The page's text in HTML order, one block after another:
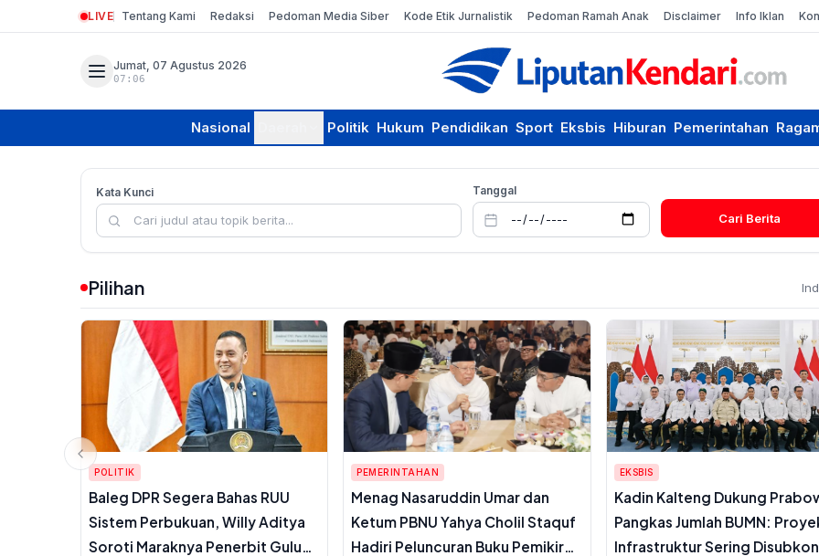
LIVE Tentang Kami Redaksi Pedoman Media Siber Kode Etik Jurnalistik Pedoman Ramah Anak Disclaimer Info Iklan
Jumat, 07 Agustus 2026
07:06
Nasional Politik Hukum Pendidikan Sport Eksbis Hiburan Pemerintahan
Kata Kunci Tanggal
Cari Berita
Pilihan
POLITIK
Baleg DPR Segera Bahas RUU
Sistem Perbukuan, Willy Aditya
Soroti Maraknya Penerbit Gulung
PEMERINTAHAN
Menag Nasaruddin Umar dan
Ketum PBNU Yahya Cholil Staquf
Hadiri Peluncuran Buku Pemikiran
EKSBIS
Kadin Kalteng Dukung
Pangkas Jumlah BUMN:
Infrastruktur Sering